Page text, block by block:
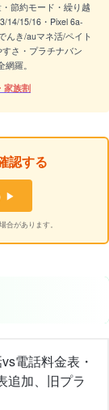
節約モード・繰り越
14/15/16・Pixel 6a-
んき/auマネ活/ペイト
さ・プラチナバン
羅。
家族割
認する
▶
合があります。
電話料金表・
追加、旧プラ